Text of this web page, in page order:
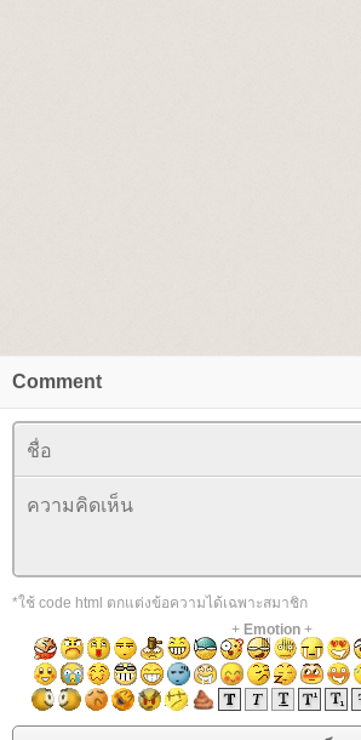
Comment
*ใช้ code html ตกแต่งข้อความได้เฉพาะสมาชิก
+ Emotion+